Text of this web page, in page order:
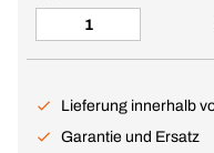
Lieferung innerhalb
Garantie und Ersatz